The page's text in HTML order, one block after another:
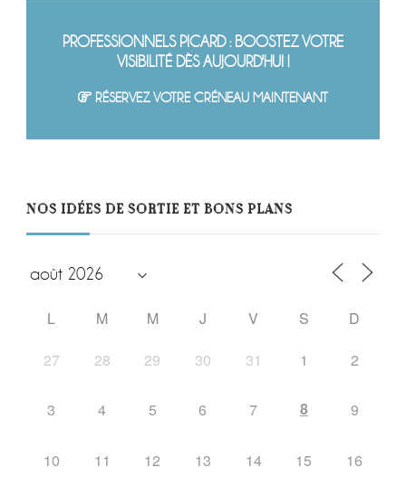
PROFESSIONNELS PICARD : BOOSTEZ VOTRE
VISIBILITÉ DÈS AUJOURD'HUI !
RÉSERVEZ VOTRE CRÉNEAU MAINTENANT
NOS IDÉES DE SORTIE ET BONS PLANS
L M M J V S
D
27
28 29 30 31 1 2
3 4 5 6 7 8 9
10 11 12 13 14 15 16